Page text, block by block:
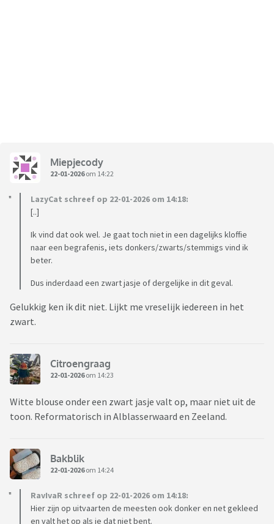
Miepjecody
22-01-2026om 14:22
LazyCat schreef op 22-01-2026 om 14:18:
[..]
Ik vind dat ook wel. Je gaat toch niet in een dagelijks kloffie
naar een begrafenis, iets donkers/zwarts/stemmigs vind ik
beter.
Dus inderdaad een zwart jasje of dergelijke in dit geval.
Gelukkig ken ik dit niet. Lijkt me vreselijk iedereen in het
zwart.
Citroengraag
22-01-2026om 14:23
Witte blouse onder een zwart jasje valt op, maar niet uit de
toon. Reformatorisch in Alblasserwaard en Zeeland.
Bakblik
22-01-2026om 14:24
RavIvaR schreef op 22-01-2026 om 14:18:
Hier zijn op uitvaarten de meesten ook donker en net gekleed
en valt het op als je dat niet bent.